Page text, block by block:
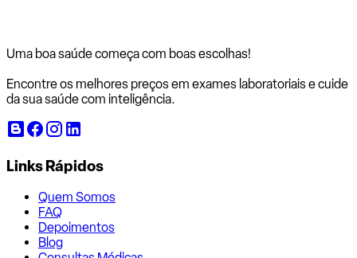
Uma boa saúde começa com boas escolhas!
Encontre os melhores preços em exames laboratoriais e cuide
da sua saúde com inteligência.
Links Rápidos
Quem Somos
FAQ
Depoimentos
Blog